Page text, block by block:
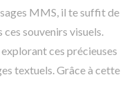
MMS, il te suffit de
souvenirs visuels.
ces précieuses
textuels. Grâce à cette